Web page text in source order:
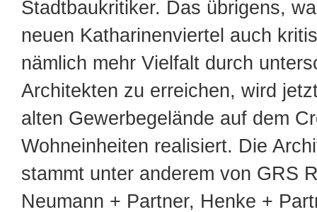
Stadtbaukritiker. Das übrigens,
neuen Katharinenviertel auch
nämlich mehr Vielfalt durch
Architekten zu erreichen, wird
alten Gewerbegelände auf dem
Wohneinheiten realisiert. Die
stammt unter anderem von GRS
Neumann + Partner, Henke +